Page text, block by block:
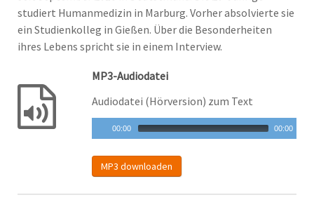
studiert Humanmedizin in Marburg. Vorher absolvierte sie
ein Studienkolleg in Gießen. Über die Besonderheiten
ihres Lebens spricht sie in einem Interview.
MP3-Audiodatei
Audiodatei (Hörversion) zum Text
00:00 00:00
MP3 downloaden